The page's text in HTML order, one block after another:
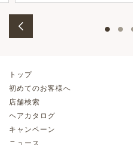
トップ
初めてのお客様へ
店舗検索
ヘアカタログ
キャンペーン
ニュース